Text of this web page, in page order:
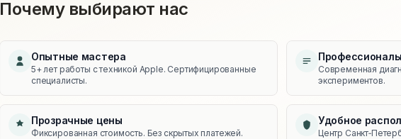
Почему выбирают нас
Опытные мастера
5+ лет работы с техникой Apple. Сертифицированные
специалисты.
Современная
экспериментов.
Прозрачные цены
Фиксированная стоимость. Без скрытых платежей.
Удобное
Центр